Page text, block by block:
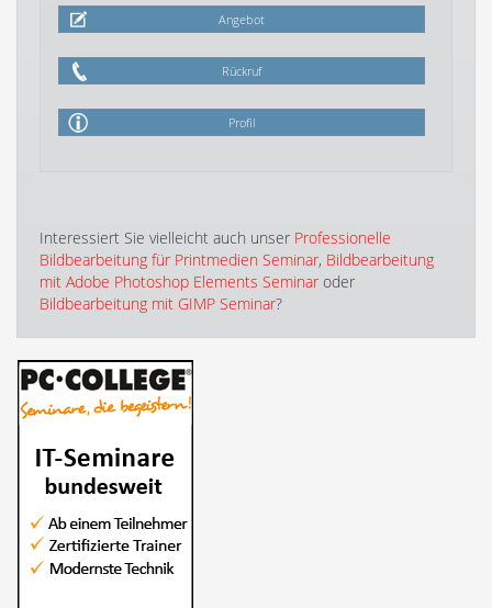
Angebot
Rückruf
Profil
Interessiert Sie vielleicht auch unser Professionelle
Bildbearbeitung für Printmedien Seminar, Bildbearbeitung
mit Adobe Photoshop Elements Seminar oder
Bildbearbeitung mit GIMP Seminar?